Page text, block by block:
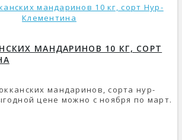
МАНДАРИНОВ 10 КГ, СОРТ
мандаринов, сорта нур-
цене можно с ноября по март.